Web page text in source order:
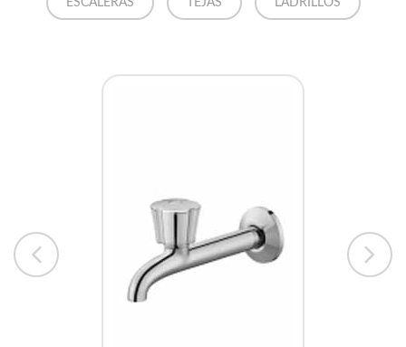
ESCALERAS TEJAS LADRILLOS